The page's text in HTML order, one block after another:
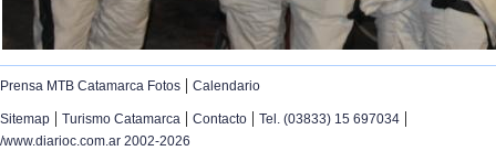
Prensa MTB Catamarca Fotos | Calendario
Sitemap | Turismo Catamarca | Contacto | Tel. (03833) 15 697034 |
/www.diarioc.com.ar 2002-2026